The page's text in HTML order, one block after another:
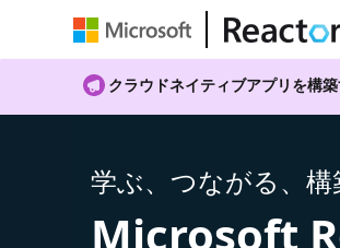
クラウドネイティブアプリを構
学ぶ、つながる、構
Microsoft